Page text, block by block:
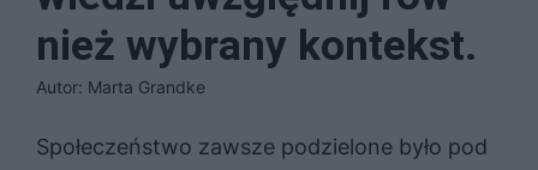
nież wy­bra­ny kon­tekst.
Autor: Marta Grandke
Społeczeństwo zawsze podzielone było pod